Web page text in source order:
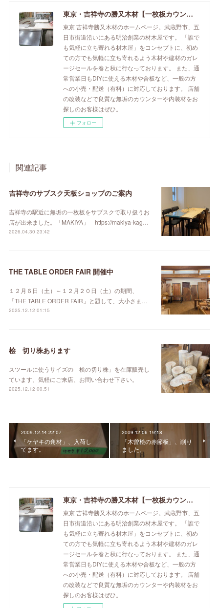
東京・吉祥寺の勝又木材【一枚板カウンター】
東京 吉祥寺勝又木材のホームページ。武蔵野市、五
日市街道沿いにある明治創業の材木屋です。 「誰で
も気軽に立ち寄れる材木屋」をコンセプトに、初め
ての方でも気軽に立ち寄れるよう木材や建材のガレ
ージセールを春と秋に行なっております。 また、通
常営業日もDIYに使える木材や合板など、一般の方
への小売・配送（有料）に対応しております。 店舗
の改装などで良質な無垢のカウンターや内装材をお
探しのお客様はぜひ。
フォロー
関連記事
吉祥寺のサブスク天板ショップのご案内
吉祥寺の駅近に無垢の一枚板をサブスクで取り扱うお
店が出来ました。「MAKIYA」 https://makiya-kag…
2026.04.30 23:42
THE TABLE ORDER FAIR 開催中
１２月６日（土）～１２月２０日（土）の期間、
「THE TABLE ORDER FAIR」と題して、大小さま…
2025.12.12 01:15
桧 切り株あります
スツールに使うサイズの「桧の切り株」を在庫販売し
ています。気軽にご来店、お問い合わせ下さい。
2025.12.12 00:51
2009.12.14 22:07
「ケヤキの角材」、入荷し
てます。
2009.12.06 19:18
「木曽桧の赤節板」、削り
ました。
東京・吉祥寺の勝又木材【一枚板カウンター】
東京 吉祥寺勝又木材のホームページ。武蔵野市、五
日市街道沿いにある明治創業の材木屋です。 「誰で
も気軽に立ち寄れる材木屋」をコンセプトに、初め
ての方でも気軽に立ち寄れるよう木材や建材のガレ
ージセールを春と秋に行なっております。 また、通
常営業日もDIYに使える木材や合板など、一般の方
への小売・配送（有料）に対応しております。 店舗
の改装などで良質な無垢のカウンターや内装材をお
探しのお客様はぜひ。